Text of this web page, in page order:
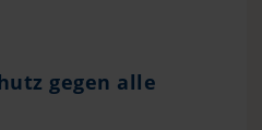
gegen alle